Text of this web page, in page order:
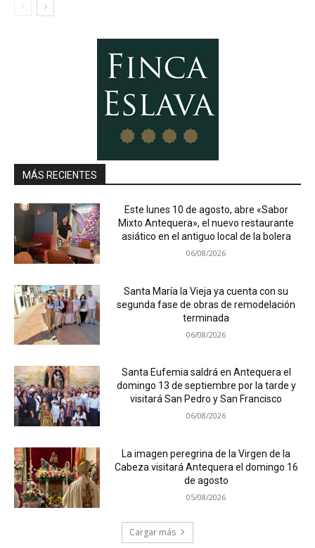
MÁS RECIENTES
Este lunes 10 de agosto, abre «Sabor
Mixto Antequera», el nuevo restaurante
asiático en el antiguo local de la bolera
06/08/2026
Santa María la Vieja ya cuenta con su
segunda fase de obras de remodelación
terminada
06/08/2026
Santa Eufemia saldrá en Antequera el
domingo 13 de septiembre por la tarde y
visitará San Pedro y San Francisco
06/08/2026
La imagen peregrina de la Virgen de la
Cabeza visitará Antequera el domingo 16
de agosto
05/08/2026
Cargar más